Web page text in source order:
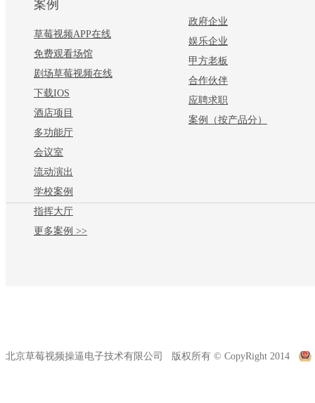
案例
草莓视频APP在线
免费观看场馆
剧场草莓视频在线
下载IOS
酒店项目
多功能厅
会议室
流动演出
学校案例
指挥大厅
更多案例 >>
政府企业
娱乐企业
甲方老板
合作伙伴
应聘求职
案例（按产品分）
北京草莓视频操逼电子技术有限公司 版权所有 © CopyRight 2014